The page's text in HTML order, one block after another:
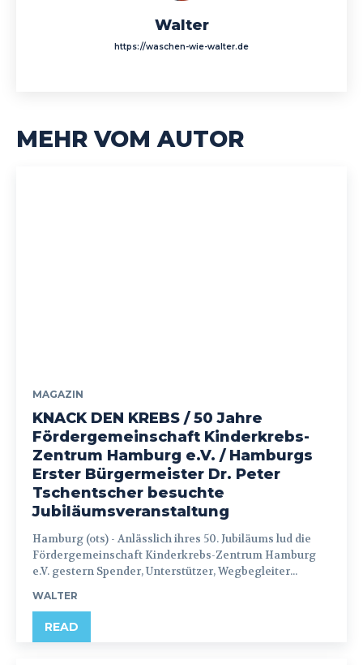
Walter
https://waschen-wie-walter.de
MEHR VOM AUTOR
MAGAZIN
KNACK DEN KREBS / 50 Jahre
Fördergemeinschaft Kinderkrebs-
Zentrum Hamburg e.V. / Hamburgs
Erster Bürgermeister Dr. Peter
Tschentscher besuchte
Jubiläumsveranstaltung
Hamburg (ots) - Anlässlich ihres 50. Jubiläums lud die
Fördergemeinschaft Kinderkrebs-Zentrum Hamburg
e.V. gestern Spender, Unterstützer, Wegbegleiter...
WALTER
READ